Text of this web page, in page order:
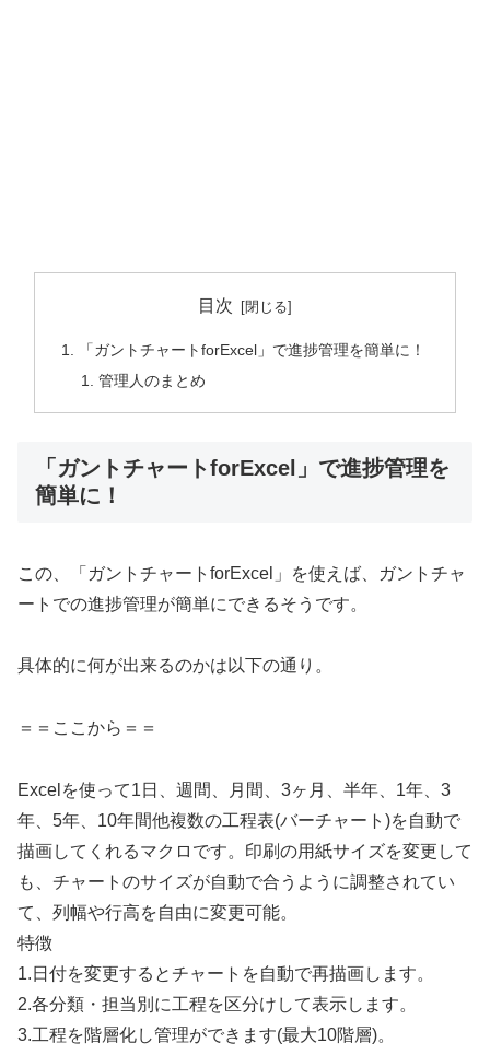
目次
「ガントチャートforExcel」で進捗管理を簡単に！
管理人のまとめ
「ガントチャートforExcel」で進捗管理を
簡単に！
この、「ガントチャートforExcel」を使えば、ガントチャ
ートでの進捗管理が簡単にできるそうです。
具体的に何が出来るのかは以下の通り。
＝＝ここから＝＝
Excelを使って1日、週間、月間、3ヶ月、半年、1年、3
年、5年、10年間他複数の工程表(バーチャート)を自動で
描画してくれるマクロです。印刷の用紙サイズを変更して
も、チャートのサイズが自動で合うように調整されてい
て、列幅や行高を自由に変更可能。
特徴
1.日付を変更するとチャートを自動で再描画します。
2.各分類・担当別に工程を区分けして表示します。
3.工程を階層化し管理ができます(最大10階層)。